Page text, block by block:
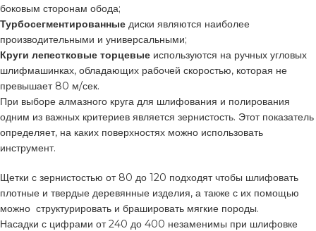
боковым сторонам обода;
Турбосегментированные диски являются наиболее
производительными и универсальными;
Круги лепестковые торцевые используются на ручных угловых
шлифмашинках, обладающих рабочей скоростью, которая не
превышает 80 м/сек.
При выборе алмазного круга для шлифования и полирования
одним из важных критериев является зернистость. Этот показатель
определяет, на каких поверхностях можно использовать
инструмент.
Щетки с зернистостью от 80 до 120 подходят чтобы шлифовать
плотные и твердые деревянные изделия, а также с их помощью
можно структурировать и брашировать мягкие породы.
Насадки с цифрами от 240 до 400 незаменимы при шлифовке